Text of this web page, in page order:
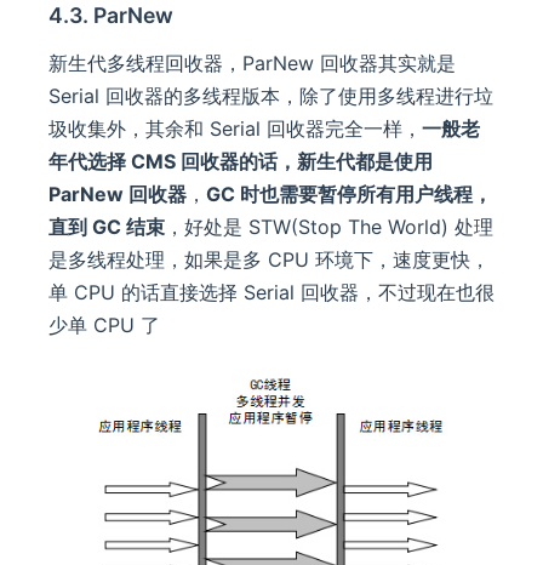
4.3. ParNew
新生代多线程回收器，ParNew 回收器其实就是
Serial 回收器的多线程版本，除了使用多线程进行垃
圾收集外，其余和 Serial 回收器完全一样， 一般老
年代选择 CMS 回收器的话，新生代都是使用
ParNew 回收器 ， GC 时也需要暂停所有用户线程，
直到 GC 结束 ，好处是 STW(Stop The World) 处理
是多线程处理，如果是多 CPU 环境下，速度更快，
单 CPU 的话直接选择 Serial 回收器，不过现在也很
少单 CPU 了